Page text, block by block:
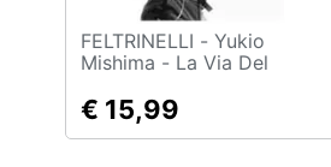
Libri, cd e dvd
Promozioni
FELTRINELLI - Yukio
Mishima - La Via Del
€ 15,99